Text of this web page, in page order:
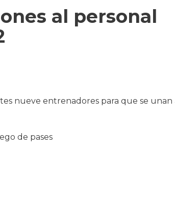
al personal
nueve entrenadores para que se unan
de pases